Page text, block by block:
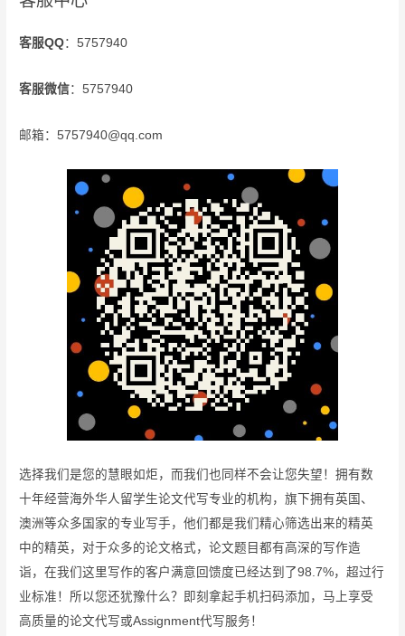
客服QQ：5757940
客服微信：5757940
邮箱：5757940@qq.com
选择我们是您的慧眼如炬，而我们也同样不会让您失望！拥有数
十年经营海外华人留学生论文代写专业的机构，旗下拥有英国、
澳洲等众多国家的专业写手，他们都是我们精心筛选出来的精英
中的精英，对于众多的论文格式，论文题目都有高深的写作造
诣，在我们这里写作的客户满意回馈度已经达到了98.7%，超过行
业标准！所以您还犹豫什么？即刻拿起手机扫码添加，马上享受
高质量的论文代写或Assignment代写服务！